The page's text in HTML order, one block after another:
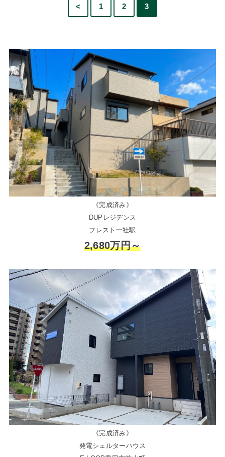
< 1 2 3
《完成済み》
DUPレジデンス
フレスト一社駅
2,680万円～
《完成済み》
発電シェルターハウス